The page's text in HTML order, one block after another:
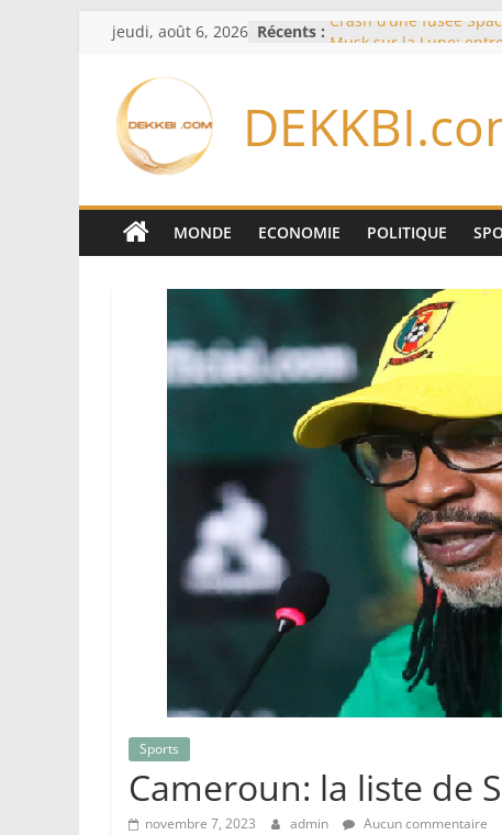
Passer
contenu
jeudi, août 6, 2026 Récents : Crash d’une fusée
Équipe nationale :
Diallo devrait assurer
bancs africains : Sept
sélectionneurs sur 10
Sécheresse: Faut-il
75 côté espagnol, 11
MONDE ECONOMIE POLITIQUE
Sports
Cameroun: la liste de
novembre 7, 2023 admin Aucun commentaire